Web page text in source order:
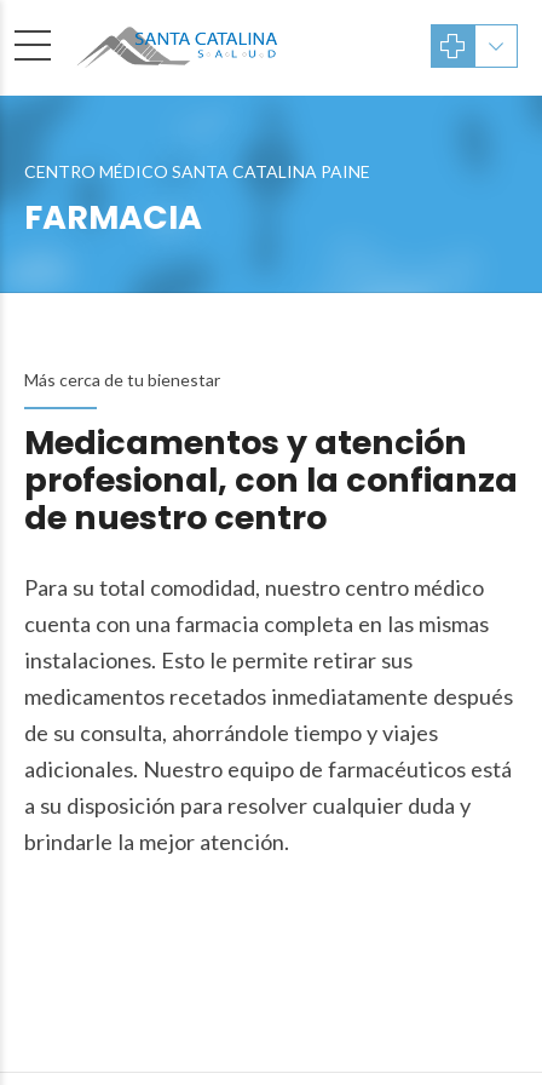
CENTRO MÉDICO SANTA CATALINA PAINE
FARMACIA
Más cerca de tu bienestar
Medicamentos y atención
profesional, con la confianza
de nuestro centro
Para su total comodidad, nuestro centro médico
cuenta con una farmacia completa en las mismas
instalaciones. Esto le permite retirar sus
medicamentos recetados inmediatamente después
de su consulta, ahorrándole tiempo y viajes
adicionales. Nuestro equipo de farmacéuticos está
a su disposición para resolver cualquier duda y
brindarle la mejor atención.